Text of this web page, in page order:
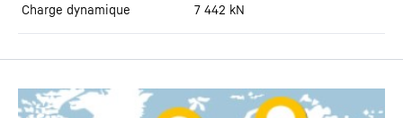
Charge dynamique 7 442 kN